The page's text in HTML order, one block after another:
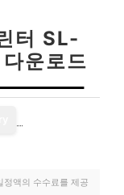
터 SL-
운로드
정액의 수수료를 제공